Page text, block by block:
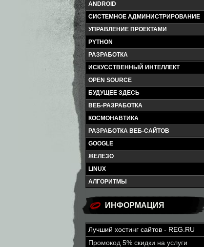
ANDROID
СИСТЕМНОЕ АДМИНИСТРИРОВАНИЕ
УПРАВЛЕНИЕ ПРОЕКТАМИ
PYTHON
РАЗРАБОТКА
ИСКУССТВЕННЫЙ ИНТЕЛЛЕКТ
OPEN SOURCE
БУДУЩЕЕ ЗДЕСЬ
ВЕБ-РАЗРАБОТКА
КОСМОНАВТИКА
РАЗРАБОТКА ВЕБ-САЙТОВ
GOOGLE
ЖЕЛЕЗО
LINUX
АЛГОРИТМЫ
ИНФОРМАЦИЯ
Лучший хостинг сайтов - REG.RU
Промокод 5% скидки на услуги